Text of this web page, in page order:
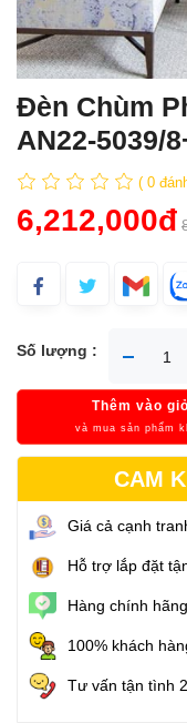
Đèn Chùm
AN22-5039/
( 0
6,212,000đ
Số lượng :
Thêm vào giỏ
và mua sản phẩm
CAM
Giá cả cạnh
Hỗ trợ lắp đặt
Hàng chính
100% khách
Tư vấn tận tình